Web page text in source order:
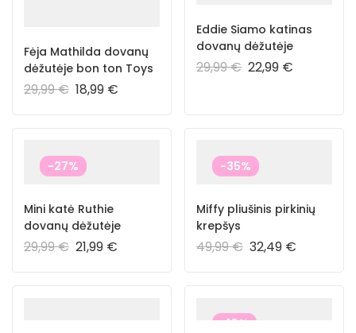
Fėja Mathilda dovanų
dėžutėje bon ton Toys
29,99€ 18,99 €
Eddie Siamo katinas
dovanų dėžutėje
29,99€ 22,99 €
-27%
Mini katė Ruthie
dovanų dėžutėje
29,99€ 21,99 €
-35%
Miffy pliušinis pirkinių
krepšys
49,99€ 32,49 €
-10%